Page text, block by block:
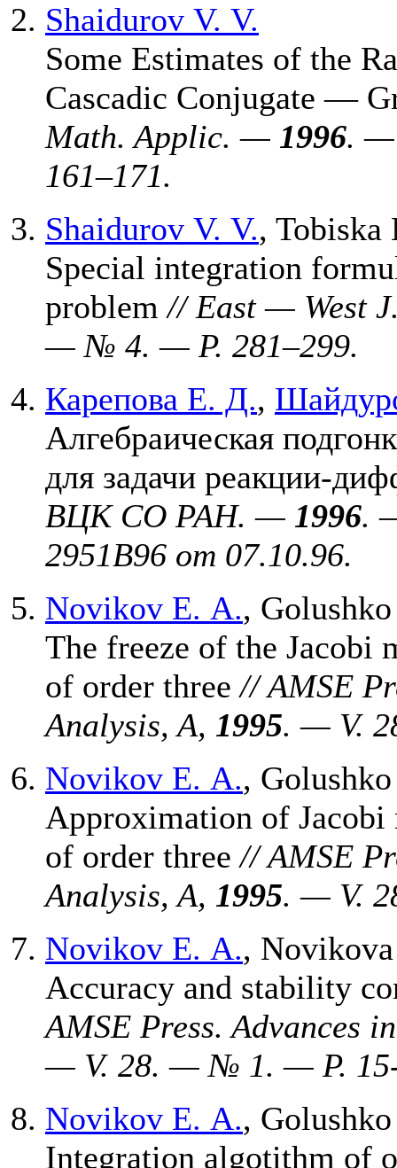
Shaidurov V. V.
Some Estimates of the
Cascadic Conjugate —
Math. Applic. — 1996. —
161–171.
Shaidurov V. V., Tobiska
Special integration
problem// East — West
— № 4. — P. 281–299.
Карепова Е. Д.,
Алгебраическая
для задачи реакции-
ВЦК СО РАН. — 1996.
2951В96 от 07.10.96.
Novikov E. A.,
The freeze of the Jacobi
of order three// AMSE
Analysis, A, 1995. — V.
Novikov E. A.,
Approximation of
of order three// AMSE
Analysis, A, 1995. — V.
Novikov E. A.,
Accuracy and stability
AMSE Press. Advances
— V. 28. — № 1. — P.
Novikov E. A.,
Integration algotithm of